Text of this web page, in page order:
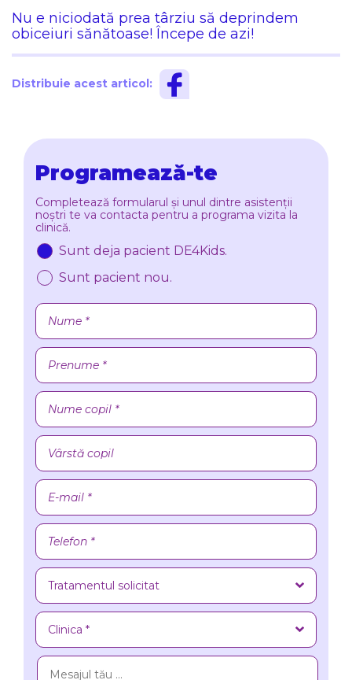
Nu e niciodată prea târziu să deprindem
obiceiuri sănătoase! Începe de azi!
Distribuie acest articol:
Programează-te
Completează formularul și unul dintre asistenții
noștri te va contacta pentru a programa vizita la
clinică.
Sunt deja pacient DE4Kids.
Sunt pacient nou.